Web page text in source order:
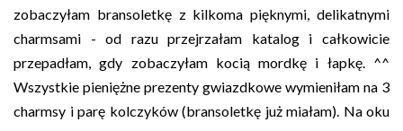
zobaczyłam bransoletkę z kilkoma pięknymi, delikatnymi
charmsami - od razu przejrzałam katalog i całkowicie
przepadłam, gdy zobaczyłam kocią mordkę i łapkę. ^^
Wszystkie pieniężne prezenty gwiazdkowe wymieniłam na 3
charmsy i parę kolczyków (bransoletkę już miałam). Na oku